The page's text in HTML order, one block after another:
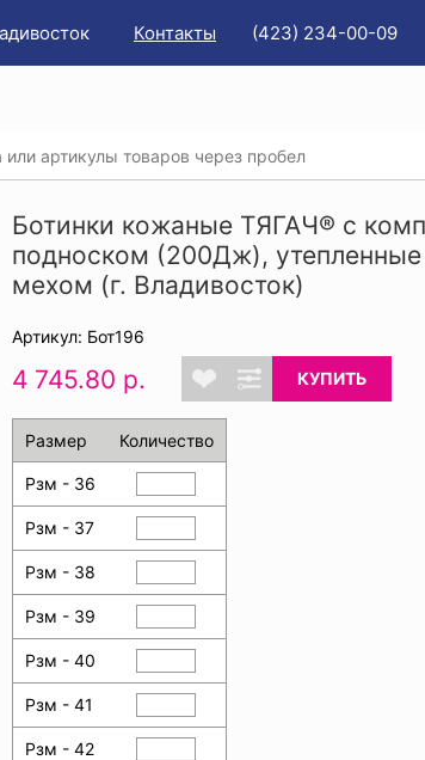
Контакты (423) 234-00-09
подноском (200Дж), утепленные шерстяным
Ботинки кожаные ТЯГАЧ® с
подноском (200Дж),
мехом (г. Владивосток)
Артикул: Бот196
4 745.80 р. КУПИТЬ
Размер Количество
Рзм - 36
Рзм - 37
Рзм - 38
Рзм - 39
Рзм - 40
Рзм - 41
Рзм - 42